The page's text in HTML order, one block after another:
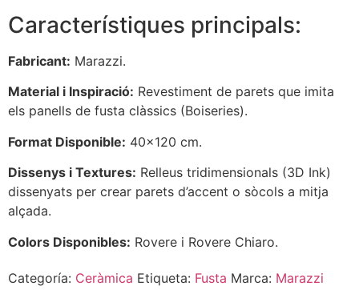
Característiques principals:
Fabricant: Marazzi.
Material i Inspiració: Revestiment de parets que imita
els panells de fusta clàssics (Boiseries).
Format Disponible: 40×120 cm.
Dissenys i Textures: Relleus tridimensionals (3D Ink)
dissenyats per crear parets d’accent o sòcols a mitja
alçada.
Colors Disponibles: Rovere i Rovere Chiaro.
Categoría: Ceràmica Etiqueta: Fusta Marca: Marazzi